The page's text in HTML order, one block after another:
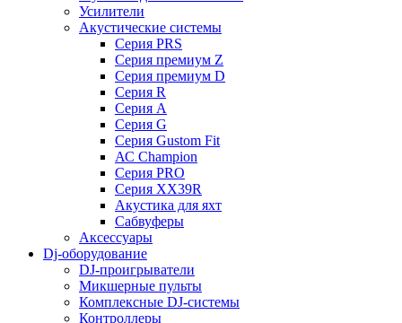
Усилители
Акустические системы
Cерия PRS
Cерия премиум Z
Cерия премиум D
Cерия R
Cерия A
Cерия G
Cерия Gustom Fit
АС Champion
Cерия PRO
Cерия XX39R
Акустика для яхт
Сабвуферы
Аксессуары
Dj-оборудование
DJ-проигрыватели
Микшерные пульты
Комплексные DJ-системы
Контроллеры